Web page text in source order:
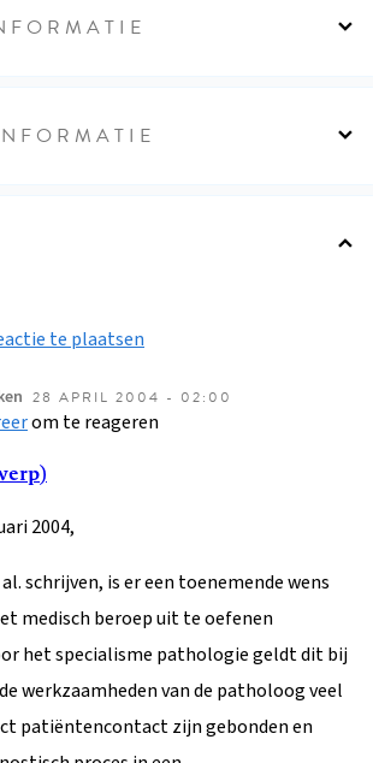
te plaatsen
28 APRIL 2004 - 02:00
om te reageren
2004,
schrijven, is er een toenemende wens
medisch beroep uit te oefenen
het specialisme pathologie geldt dit bij
werkzaamheden van de patholoog veel
patiëntencontact zijn gebonden en